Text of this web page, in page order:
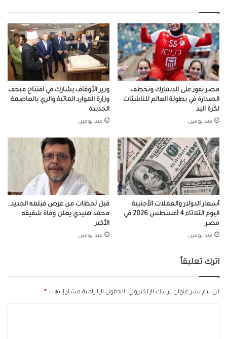
مصر تفوز على الدنمارك وتخطف
الصدارة في بطولة العالم للناشئات
لكرة اليد
منذ يومين
وزير الأوقاف يشارك في افتتاح متحف
وزارة الموارد المائية والري بالعاصمة
الجديدة
منذ يومين
أسعار الدولار والعملات الأجنبية
اليوم الثلاثاء 4 أغسطس 2026 في
مصر
منذ يومين
قبل لحظات من عرض فيلمه الجديد..
محمد هنيدي يعلن وفاة شقيقه
الأكبر
منذ يومين
اترك تعليقاً
لن يتم نشر عنوان بريدك الإلكتروني. الحقول الإلزامية مشار إليها بـ *